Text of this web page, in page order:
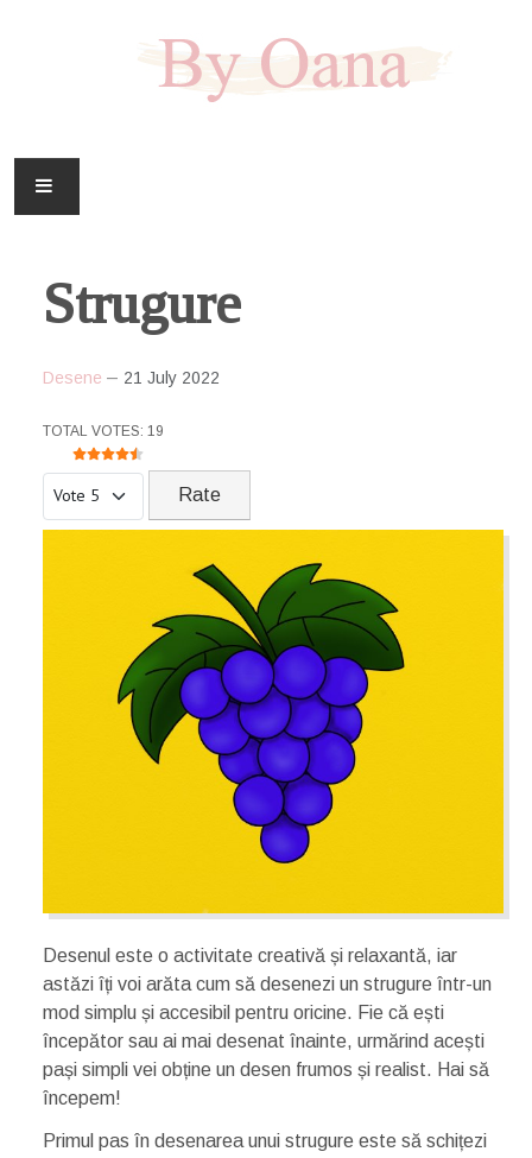
CASA
DOWNLOAD
Strugure
Desene 21 July 2022
USER RATING: 4.5
TOTAL VOTES: 19
Desenul este o activitate creativă și relaxantă, iar
astăzi îți voi arăta cum să desenezi un strugure într-un
mod simplu și accesibil pentru oricine. Fie că ești
începător sau ai mai desenat înainte, urmărind acești
pași simpli vei obține un desen frumos și realist. Hai să
începem!
Primul pas în desenarea unui strugure este să schițezi